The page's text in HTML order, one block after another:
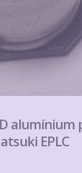
alumínium
EPLC